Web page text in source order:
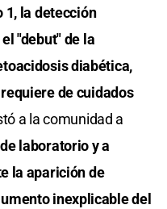
1, la detección
"debut" de la
diabética,
de cuidados
a la comunidad a
laboratorio y a
la aparición de
inexplicable del